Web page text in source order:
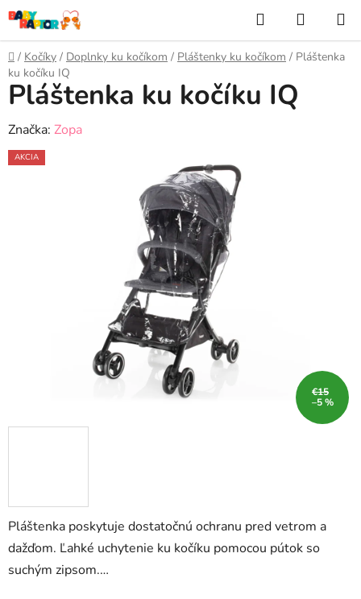
Prejsť
na
obsah
Hľadať
KOŠÍK
Domov
/ Kočíky / Doplnky ku kočíkom / Pláštenky ku kočíkom / Pláštenka
ku kočíku IQ
Pláštenka poskytuje dostatočnú ochranu pred vetrom a
dažďom. Ľahké uchytenie ku kočíku pomocou pútok so
suchým zipsom.…
Pláštenka ku kočíku IQ
Značka: Zopa
AKCIA
€15
–5 %